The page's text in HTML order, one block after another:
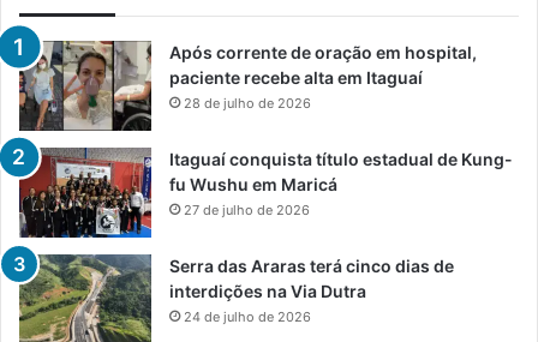
Após corrente de oração em hospital,
paciente recebe alta em Itaguaí
28 de julho de 2026
Itaguaí conquista título estadual de Kung-
fu Wushu em Maricá
27 de julho de 2026
Serra das Araras terá cinco dias de
interdições na Via Dutra
24 de julho de 2026